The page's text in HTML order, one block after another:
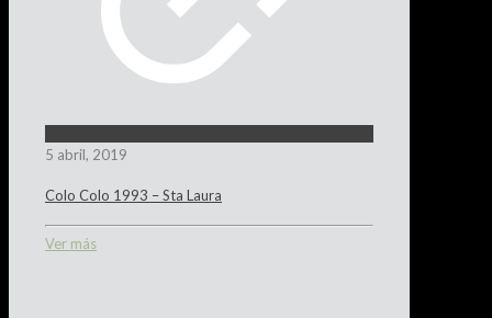
5 abril, 2019
Colo Colo 1993 – Sta Laura
Ver más